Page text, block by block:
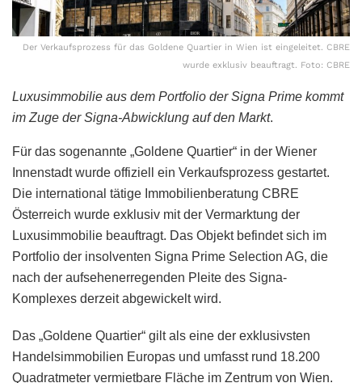
Der Verkaufsprozess für das Goldene Quartier in Wien ist eingeleitet. CBRE
wurde exklusiv beauftragt. Foto: CBRE
Luxusimmobilie aus dem Portfolio der Signa Prime kommt
im Zuge der Signa-Abwicklung auf den Markt.
Für das sogenannte „Goldene Quartier“ in der Wiener
Innenstadt wurde offiziell ein Verkaufsprozess gestartet.
Die international tätige Immobilienberatung CBRE
Österreich wurde exklusiv mit der Vermarktung der
Luxusimmobilie beauftragt. Das Objekt befindet sich im
Portfolio der insolventen Signa Prime Selection AG, die
nach der aufsehenerregenden Pleite des Signa-
Komplexes derzeit abgewickelt wird.
Das „Goldene Quartier“ gilt als eine der exklusivsten
Handelsimmobilien Europas und umfasst rund 18.200
Quadratmeter vermietbare Fläche im Zentrum von Wien.